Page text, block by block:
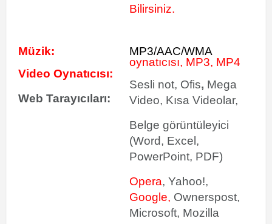
Bilirsiniz.
Müzik:
Video Oynatıcısı:
Web Tarayıcıları:
MP3/AAC/WMA
oynatıcısı, MP3, MP4
Sesli not, Ofis, Mega
Video, Kısa Videolar,
Belge görüntüleyici
(Word, Excel,
PowerPoint, PDF)
Opera, Yahoo!,
Google, Ownerspost,
Microsoft, Mozilla